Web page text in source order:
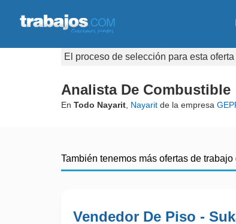
El proceso de selección para esta
Analista De Combustible
En Todo Nayarit Nayarit de la empresa
También tenemos más ofertas de
Vendedor De Piso -